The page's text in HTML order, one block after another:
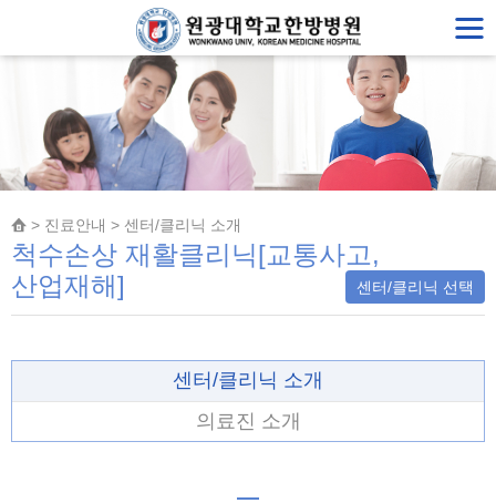
> 진료안내 > 센터/클리닉 소개
척수손상 재활클리닉[교통사고,
산업재해]
센터/클리닉 선택
센터/클리닉 소개
의료진 소개